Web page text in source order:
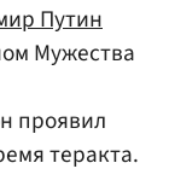
Путин
Мужества
проявил
теракта.